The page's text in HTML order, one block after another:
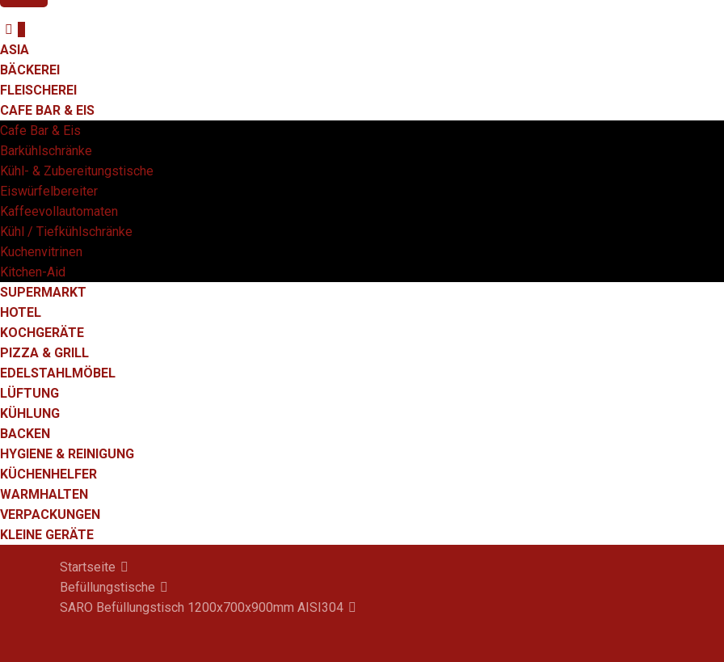
ASIA
BÄCKEREI
FLEISCHEREI
CAFE BAR & EIS
Cafe Bar & Eis
Barkühlschränke
Kühl- & Zubereitungstische
Eiswürfelbereiter
Kaffeevollautomaten
Kühl / Tiefkühlschränke
Kuchenvitrinen
Kitchen-Aid
SUPERMARKT
HOTEL
KOCHGERÄTE
PIZZA & GRILL
EDELSTAHLMÖBEL
LÜFTUNG
KÜHLUNG
BACKEN
HYGIENE & REINIGUNG
KÜCHENHELFER
WARMHALTEN
VERPACKUNGEN
KLEINE GERÄTE
Startseite
Befüllungstische
SARO Befüllungstisch 1200x700x900mm AISI304